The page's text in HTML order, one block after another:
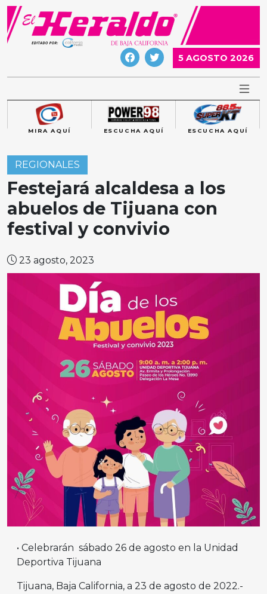
Skip
content
5 AGOSTO 2026
MIRA AQUÍ ESCUCHA AQUÍ ESCUCHA AQUÍ
REGIONALES
Festejará alcaldesa a los
abuelos de Tijuana con
festival y convivio
23 agosto, 2023
• Celebrarán sábado 26 de agosto en la Unidad
Deportiva Tijuana
Tijuana, Baja California, a 23 de agosto de 2022.-